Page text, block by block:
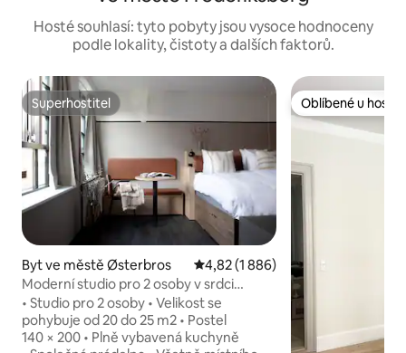
Hosté souhlasí: tyto pobyty jsou vysoce hodnoceny
podle lokality, čistoty a dalších faktorů.
Superhostitel
Superhostitel
Byt ve městě Østerbros Průměrné hodnocení 4,82 z 5, 1
4,82 (1 886)
Moderní studio pro 2 osoby v srdci
Østerbra
• Studio pro 2 osoby • Velikost se
pohybuje od 20 do 25 m2 • Postel
140 × 200 • Plně vybavená kuchyně
Oblíbené u hostů
Oblíbené u hostů